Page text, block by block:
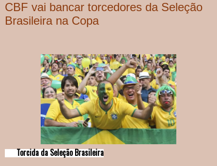
CBF vai bancar torcedores da Seleção
Brasileira na Copa
Torcida da Seleção Brasileira